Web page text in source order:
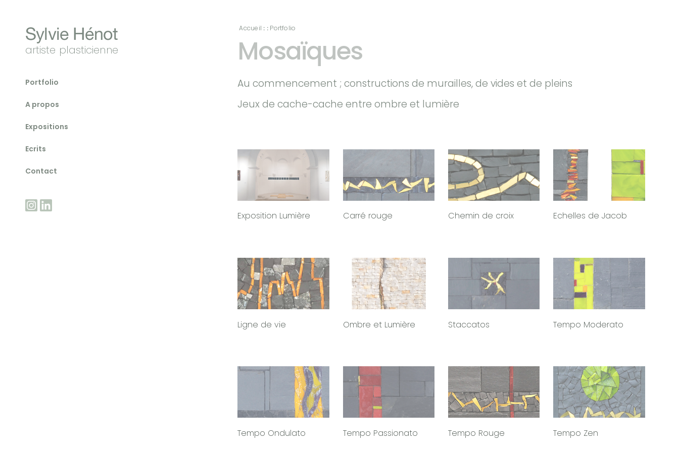
Sylvie Hénot
artiste plasticienne
Portfolio
A propos
Expositions
Ecrits
Contact
Accueil : : Portfolio
Mosaïques
Au commencement ; constructions de murailles, de vides et de pleins
Jeux de cache-cache entre ombre et lumière
Exposition Lumière Carré rouge Chemin de croix Echelles de Jacob
Ligne de vie Ombre et Lumière Staccatos Tempo Moderato
Tempo Ondulato Tempo Passionato Tempo Rouge Tempo Zen